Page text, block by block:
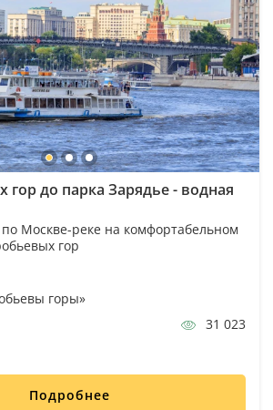
гор до парка Зарядье - водная
по Москве-реке на комфортабельном
гор
горы»
31 023
Подробнее